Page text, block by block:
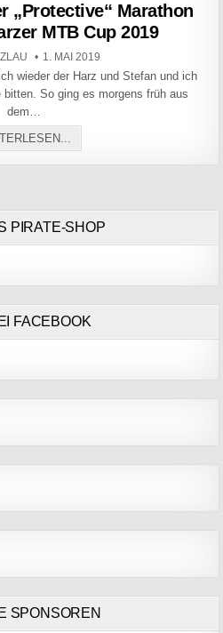
„Protective“ Marathon
MTB Cup 2019
PUBLISHED DATE:
1. MAI 2019
wieder der Harz und Stefan und ich
bitten. So ging es morgens früh aus
dem…
PIRATE-SHOP
FACEBOOK
SPONSOREN